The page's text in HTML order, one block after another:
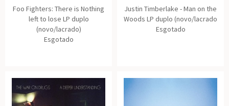
Foo Fighters: There is Nothing
left to lose LP duplo
(novo/lacrado)
Esgotado
Justin Timberlake - Man on the
Woods LP duplo (novo/lacrado
Esgotado